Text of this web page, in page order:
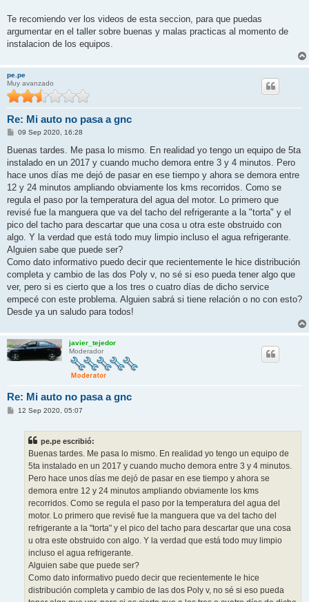
Te recomiendo ver los videos de esta seccion, para que puedas
argumentar en el taller sobre buenas y malas practicas al momento de
instalacion de los equipos.
pe.pe
Muy avanzado
Re: Mi auto no pasa a gnc
M
n
a
j
09 Sep 2020, 16:28
Buenas tardes. Me pasa lo mismo. En realidad yo tengo un equipo de 5ta
instalado en un 2017 y cuando mucho demora entre 3 y 4 minutos. Pero
hace unos días me dejó de pasar en ese tiempo y ahora se demora entre
12 y 24 minutos ampliando obviamente los kms recorridos. Como se
regula el paso por la temperatura del agua del motor. Lo primero que
revisé fue la manguera que va del tacho del refrigerante a la "torta" y el
pico del tacho para descartar que una cosa u otra este obstruido con
algo. Y la verdad que está todo muy limpio incluso el agua refrigerante.
Alguien sabe que puede ser?
Como dato informativo puedo decir que recientemente le hice distribución
completa y cambio de las dos Poly v, no sé si eso pueda tener algo que
ver, pero si es cierto que a los tres o cuatro días de dicho service
empecé con este problema. Alguien sabrá si tiene relación o no con esto?
Desde ya un saludo para todos!
javier_tejedor
Moderador
Re: Mi auto no pasa a gnc
M12 Sep 2020, 05:07
pe.pe escribió:
Buenas tardes. Me pasa lo mismo. En realidad yo tengo un equipo de
5ta instalado en un 2017 y cuando mucho demora entre 3 y 4 minutos.
Pero hace unos días me dejó de pasar en ese tiempo y ahora se
demora entre 12 y 24 minutos ampliando obviamente los kms
recorridos. Como se regula el paso por la temperatura del agua del
motor. Lo primero que revisé fue la manguera que va del tacho del
refrigerante a la "torta" y el pico del tacho para descartar que una cosa
u otra este obstruido con algo. Y la verdad que está todo muy limpio
incluso el agua refrigerante.
Alguien sabe que puede ser?
Como dato informativo puedo decir que recientemente le hice
distribución completa y cambio de las dos Poly v, no sé si eso pueda